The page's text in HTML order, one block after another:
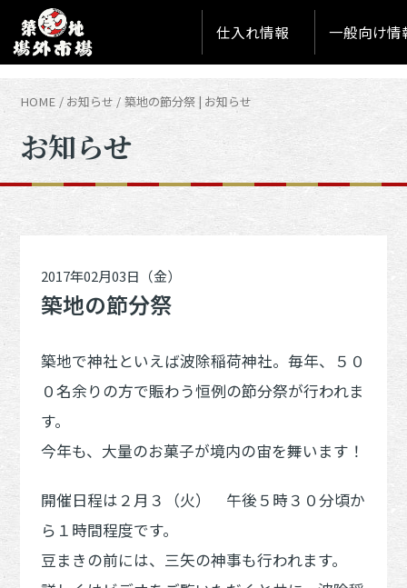
仕入れ情報 一般向け情
HOME お知らせ 築地の節分祭 | お知らせ
お知らせ
2017年02月03日（金）
築地の節分祭
築地で神社といえば波除稲荷神社。毎年、５０
０名余りの方で賑わう恒例の節分祭が行われま
す。
今年も、大量のお菓子が境内の宙を舞います！
開催日程は２月３（火） 午後５時３０分頃か
ら１時間程度です。
豆まきの前には、三矢の神事も行われます。